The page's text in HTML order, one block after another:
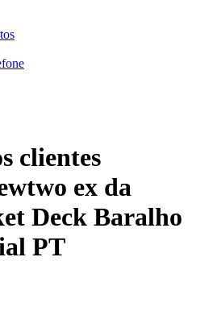
clientes
ex da
Deck Baralho
PT